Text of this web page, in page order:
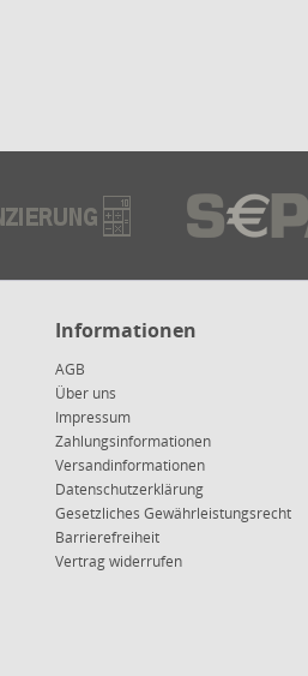
Informationen
AGB
Über uns
Impressum
Zahlungsinformationen
Versandinformationen
Datenschutzerklärung
Gesetzliches Gewährleistungsrecht
Barrierefreiheit
Vertrag widerrufen